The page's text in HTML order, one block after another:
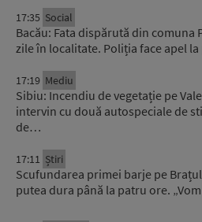
17:35 Social
Bacău: Fata dispărută din comuna
zile în localitate. Poliția face apel
17:19 Mediu
Sibiu: Incendiu de vegetație pe
intervin cu două autospeciale de
de…
17:11 Știri
Scufundarea primei barje pe
putea dura până la patru ore.